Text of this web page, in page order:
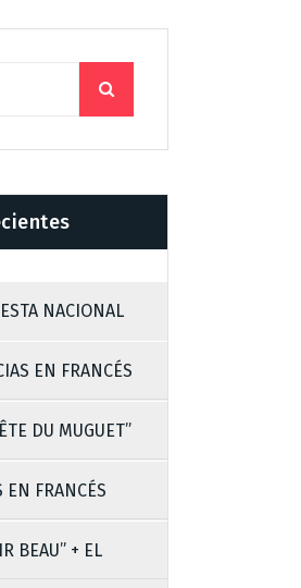
NACIONAL
EN FRANCÉS
DU MUGUET”
EN FRANCÉS
BEAU” + EL